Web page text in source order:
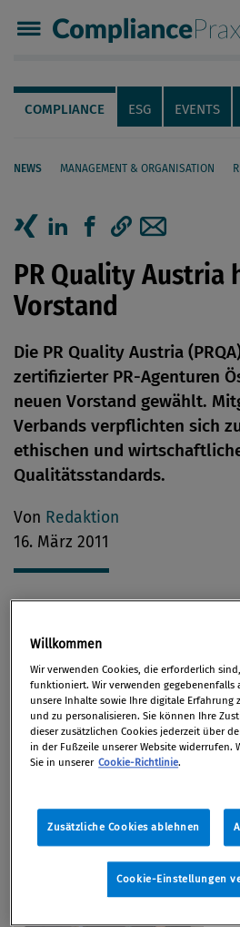
Compliance
Servicenavigation
Navigation
COMPLIANCE ESG EVENTS
NEWS MANAGEMENT & ORGANISATION
Seiteninhalt
Artikel auf Xing teilen
Artikel auf linkedIn
Artikel auf
Artikellink
Artikel
PR Quality Austria
Vorstand
Die PR Quality Austria
zertifizierter PR-Agenturen
neuen Vorstand gewählt.
Verbands verpflichten sich
ethischen und
Qualitätsstandards.
Von Redaktion
16. März 2011
Geschäftsführerin bestellt.
Menedetter PR, behält ihre
stellvertretende
bei. Jürgen Gangoly, The Skills
Willkommen
Wir verwenden Cookies, die erforderlich
funktioniert. Wir verwenden gegebenenfalls
unsere Inhalte sowie Ihre digitale Erfahrung
und zu personalisieren. Sie können Ihre
dieser zusätzlichen Cookies jederzeit über
in der Fußzeile unserer Website
Sie in unserer Cookie-Richtlinie.
Zusätzliche Cookies ablehnen
Cookie-Einstellungen